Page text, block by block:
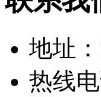
地址
热线